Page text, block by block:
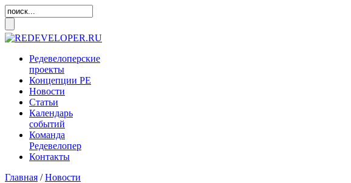
Редевелоперские
проекты
Концепции РЕ
Новости
Статьи
Календарь
событий
Команда
Редевелопер
Контакты
Главная /Новости